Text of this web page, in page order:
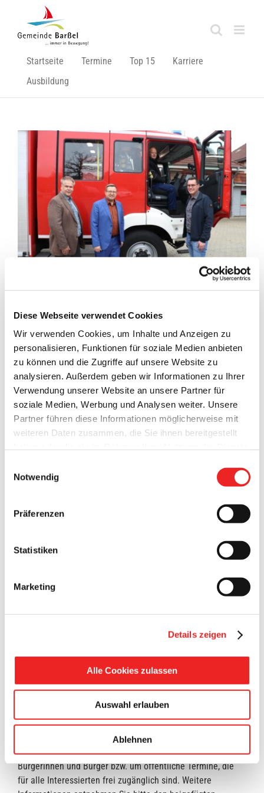
Diese Webseite verwendet Cookies
Wir verwenden Cookies, um Inhalte und Anzeigen zu
personalisieren, Funktionen für soziale Medien anbieten
zu können und die Zugriffe auf unsere Website zu
analysieren. Außerdem geben wir Informationen zu Ihrer
Verwendung unserer Website an unsere Partner für
soziale Medien, Werbung und Analysen weiter. Unsere
Partner führen diese Informationen möglicherweise mit
weiteren Daten zusammen, die Sie ihnen bereitgestellt
werden auch bei der Auswahl von
gesetzt.
Notwendig
Präferenzen
Statistiken
Marketing
Details zeigen
Alle Cookies zulassen
Auswahl erlauben
Ablehnen
springen
Startseite Termine Top 15
Karriere
Ausbildung
Wenn es brennt oder Menschenleben in Gefahr sind geht es
um jede Sekunde. Um schnell bei ihrem Einsatzort zu sein,
fahren Feuerwehrmänner und -frauen daher oft bei hoher
Geschwindigkeit los. Damit die Fahrt zum Einsatzort sowohl
für die Feuerwehrmitglieder als auch für andere
Verkehrsteilnehmer sicherer wird, hat die Freiwillige
Feuerwehr Barßel ihre LKWs nun mit [...]
Anbei eine aktuelle Pressemitteilung zu den anstehenden
Informations- und Dialogterminen der Amprion GmbH zum
Korridor B in der Region Weser-Ems. Bei den genannten
Terminen handelt es sich um ein Informationsangebot für
Bürgerinnen und Bürger bzw. um öffentliche Termine, die
für alle Interessierten frei zugänglich sind. Weitere